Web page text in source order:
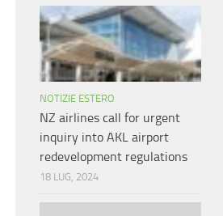
NOTIZIE ESTERO
NZ airlines call for urgent
inquiry into AKL airport
redevelopment regulations
18 LUG, 2024